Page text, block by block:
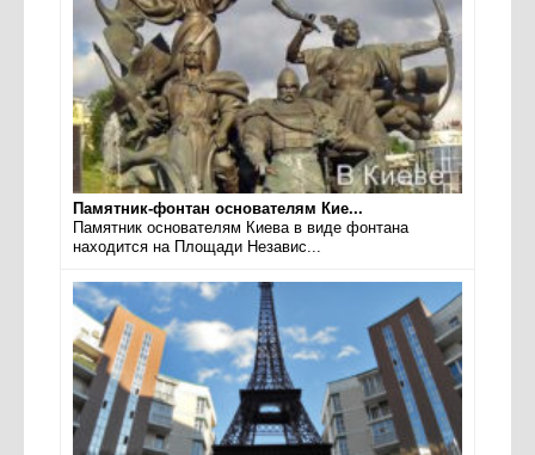
Памятник-фонтан основателям Кие...
Памятник основателям Киева в виде фонтана
находится на Площади Независ...